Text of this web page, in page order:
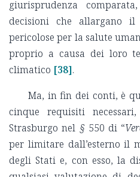
giurisprudenza
decisioni che allargano il
pericolose per la salute
proprio a causa dei loro
climatico [38].
Ma, in fin dei conti, è
cinque requisiti
Strasburgo nel § 550 di “
per limitare dall’esterno il
degli Stati e, con esso, la